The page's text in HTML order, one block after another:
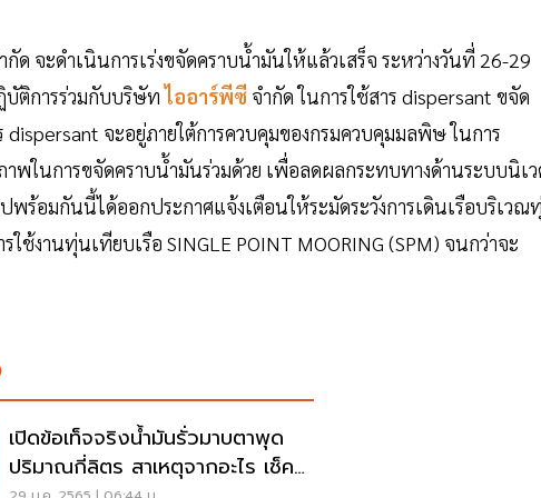
จะดำเนินการเร่งขจัดคราบน้ำมันให้แล้วเสร็จ ระหว่างวันที่ 26-29
บัติการร่วมกับบริษัทไออาร์พีซี จำกัด ในการใช้สาร dispersant ขจัด
จะอยู่ภายใต้การควบคุมของกรมควบคุมมลพิษ ในการ
พในการขจัดคราบน้ำมันร่วมด้วย เพื่อลดผลกระทบทางด้านระบบนิเ
พร้อมกันนี้ได้ออกประกาศแจ้งเตือนให้ระมัดระวังการเดินเรือบริเวณ
ใช้งานทุ่นเทียบเรือ SINGLE POINT MOORING (SPM) จนกว่าจะ
เปิดข้อเท็จจริงน้ำมันรั่วมาบตาพุด
ปริมาณกี่ลิตร สาเหตุจากอะไร เช็ค